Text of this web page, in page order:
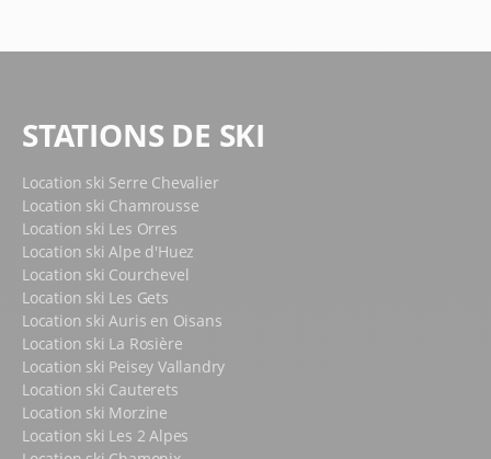
STATIONS DE SKI
Location ski Serre Chevalier
Location ski Chamrousse
Location ski Les Orres
Location ski Alpe d'Huez
Location ski Courchevel
Location ski Les Gets
Location ski Auris en Oisans
Location ski La Rosière
Location ski Peisey Vallandry
Location ski Cauterets
Location ski Morzine
Location ski Les 2 Alpes